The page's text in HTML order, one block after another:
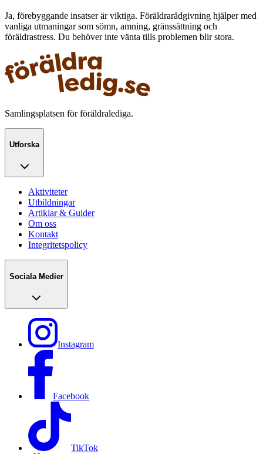
Ja, förebyggande insatser är viktiga. Föräldrarådgivning hjälper med
vanliga utmaningar som sömn, amning, gränssättning och
föräldrastress. Du behöver inte vänta tills problemen blir stora.
Samlingsplatsen för föräldralediga.
Utforska
Aktiviteter
Utbildningar
Artiklar & Guider
Om oss
Kontakt
Integritetspolicy
Sociala Medier
Instagram
Facebook
TikTok